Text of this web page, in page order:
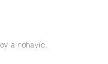
a nohavíc.